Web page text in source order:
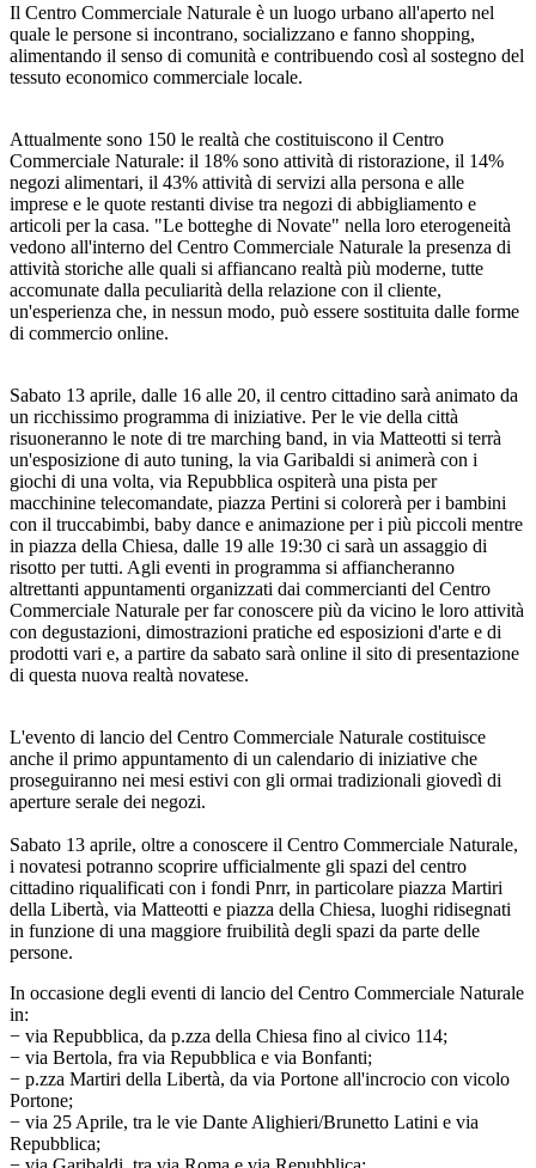
Il Centro Commerciale Naturale è un luogo urbano all'aperto nel
quale le persone si incontrano, socializzano e fanno shopping,
alimentando il senso di comunità e contribuendo così al sostegno del
tessuto economico commerciale locale.
Attualmente sono 150 le realtà che costituiscono il Centro
Commerciale Naturale: il 18% sono attività di ristorazione, il 14%
negozi alimentari, il 43% attività di servizi alla persona e alle
imprese e le quote restanti divise tra negozi di abbigliamento e
articoli per la casa. "Le botteghe di Novate" nella loro eterogeneità
vedono all'interno del Centro Commerciale Naturale la presenza di
attività storiche alle quali si affiancano realtà più moderne, tutte
accomunate dalla peculiarità della relazione con il cliente,
un'esperienza che, in nessun modo, può essere sostituita dalle forme
di commercio online.
Sabato 13 aprile, dalle 16 alle 20, il centro cittadino sarà animato da
un ricchissimo programma di iniziative. Per le vie della città
risuoneranno le note di tre marching band, in via Matteotti si terrà
un'esposizione di auto tuning, la via Garibaldi si animerà con i
giochi di una volta, via Repubblica ospiterà una pista per
macchinine telecomandate, piazza Pertini si colorerà per i bambini
con il truccabimbi, baby dance e animazione per i più piccoli mentre
in piazza della Chiesa, dalle 19 alle 19:30 ci sarà un assaggio di
risotto per tutti. Agli eventi in programma si affiancheranno
altrettanti appuntamenti organizzati dai commercianti del Centro
Commerciale Naturale per far conoscere più da vicino le loro attività
con degustazioni, dimostrazioni pratiche ed esposizioni d'arte e di
prodotti vari e, a partire da sabato sarà online il sito di presentazione
di questa nuova realtà novatese.
L'evento di lancio del Centro Commerciale Naturale costituisce
anche il primo appuntamento di un calendario di iniziative che
proseguiranno nei mesi estivi con gli ormai tradizionali giovedì di
aperture serale dei negozi.
Sabato 13 aprile, oltre a conoscere il Centro Commerciale Naturale,
i novatesi potranno scoprire ufficialmente gli spazi del centro
cittadino riqualificati con i fondi Pnrr, in particolare piazza Martiri
della Libertà, via Matteotti e piazza della Chiesa, luoghi ridisegnati
in funzione di una maggiore fruibilità degli spazi da parte delle
persone.
In occasione degli eventi di lancio del Centro Commerciale Naturale
in:
− via Repubblica, da p.zza della Chiesa fino al civico 114;
− via Bertola, fra via Repubblica e via Bonfanti;
− p.zza Martiri della Libertà, da via Portone all'incrocio con vicolo
Portone;
− via 25 Aprile, tra le vie Dante Alighieri/Brunetto Latini e via
Repubblica;